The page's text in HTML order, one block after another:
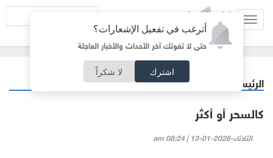
أترغب في تفعيل الإشعارات؟
حتى لا تفوتك آخر الأحداث والأخبار العاجلة
اشترك لا شكراً
الرئيسية مقالات مختارة
كالسحر أو أكثر
الثلاثاء-2026-01-13 | 08:24 am